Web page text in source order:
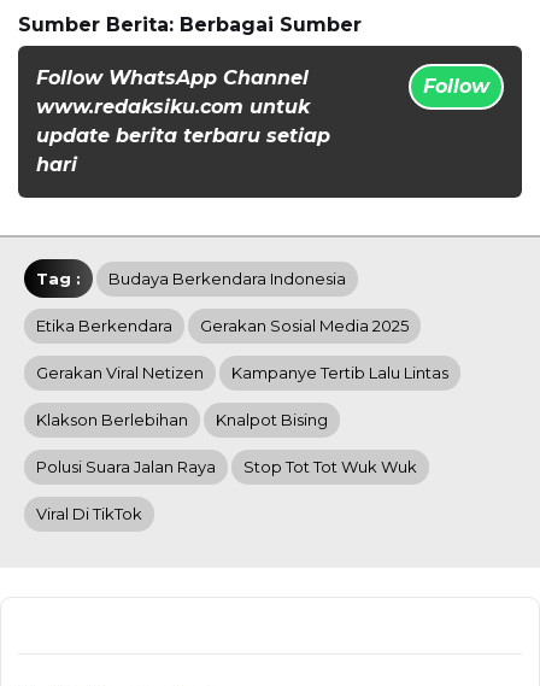
Sumber Berita: Berbagai Sumber
Follow WhatsApp Channel
www.redaksiku.com untuk
update berita terbaru setiap
hari
Follow
Tag : Budaya Berkendara Indonesia
Etika Berkendara Gerakan Sosial Media 2025
Gerakan Viral Netizen Kampanye Tertib Lalu Lintas
Klakson Berlebihan Knalpot Bising
Polusi Suara Jalan Raya Stop Tot Tot Wuk Wuk
Viral Di TikTok